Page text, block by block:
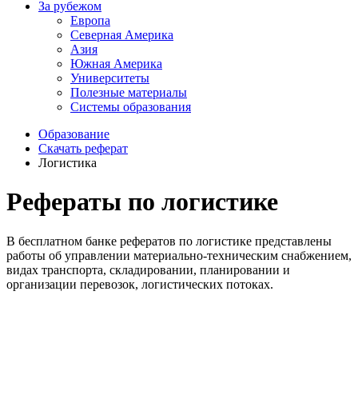
За рубежом
Европа
Северная Америка
Азия
Южная Америка
Университеты
Полезные материалы
Системы образования
Образование
Скачать реферат
Логистика
Рефераты по логистике
В бесплатном банке рефератов по логистике представлены
работы об управлении материально-техническим снабжением,
видах транспорта, складировании, планировании и
организации перевозок, логистических потоках.